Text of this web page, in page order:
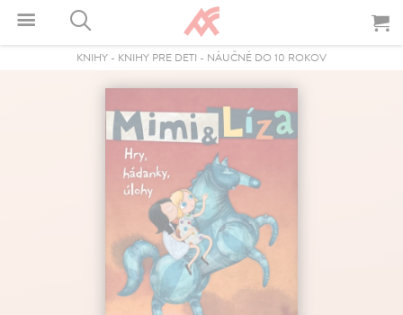
KNIHY - KNIHY PRE DETI - NÁUČNÉ DO 10 ROKOV